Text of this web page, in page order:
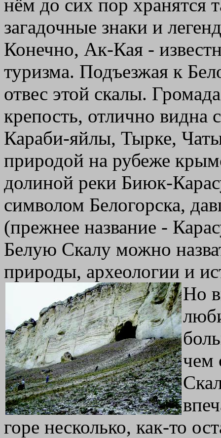
нём до сих пор хранятся
загадочные знаки и
Конечно, Ак-Кая -
туризма. Подъезжая к
отвес этой скалы.
крепость, отлично
Караби-яйлы, Тырке,
природой на рубеже
долиной реки Биюк-
символом Белогорска,
(прежнее название -
Белую Скалу можно
природы, археологии и
Но
чем
горе несколько, как-то